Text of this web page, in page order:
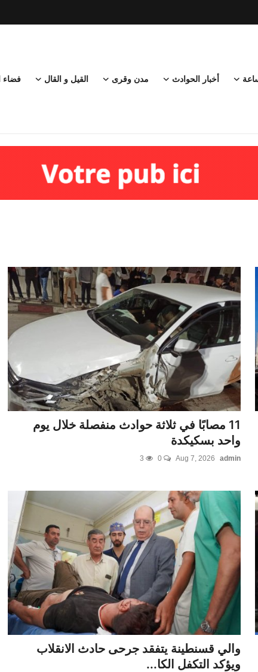
أخبار الحوادث مدن وقرى القيل و القال فضاء
11 مصابًا في ثلاثة حوادث منفصلة خلال يوم
واحد بسكيكدة
admin
Aug 7, 2026
0
والي قسنطينة يتفقد جرحى حادث الانقلاب
ويؤكد التكفل الكا...